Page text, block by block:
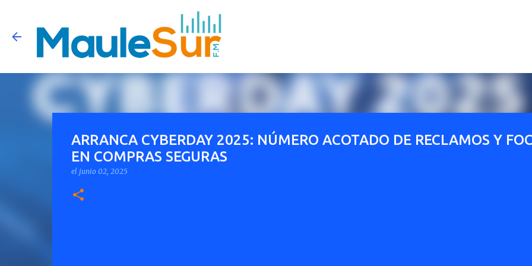
ARRANCA CYBERDAY 2025: NÚMERO ACOTADO DE RECLAMOS Y
EN COMPRAS SEGURAS
el junio 02, 2025